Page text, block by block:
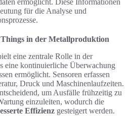
ermöglicht. Diese Informationen
für die Analyse und
in der Metallproduktion
eine zentrale Rolle in der
eine kontinuierliche Überwachung
ermöglicht. Sensoren erfassen
Druck und Maschinenlaufzeiten.
um Ausfälle frühzeitig zu
einzuleiten, wodurch die
Effizienz gesteigert werden.